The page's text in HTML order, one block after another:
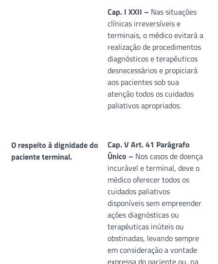
O respeito à dignidade do
paciente terminal.
Cap. I XXII – Nas situações
clínicas irreversíveis e
terminais, o médico evitará a
realização de procedimentos
diagnósticos e terapêuticos
desnecessários e propiciará
aos pacientes sob sua
atenção todos os cuidados
paliativos apropriados.
Cap. V Art. 41 Parágrafo
Único – Nos casos de doença
incurável e terminal, deve o
médico oferecer todos os
cuidados paliativos
disponíveis sem empreender
ações diagnósticas ou
terapêuticas inúteis ou
obstinadas, levando sempre
em consideração a vontade
expressa do paciente ou, na